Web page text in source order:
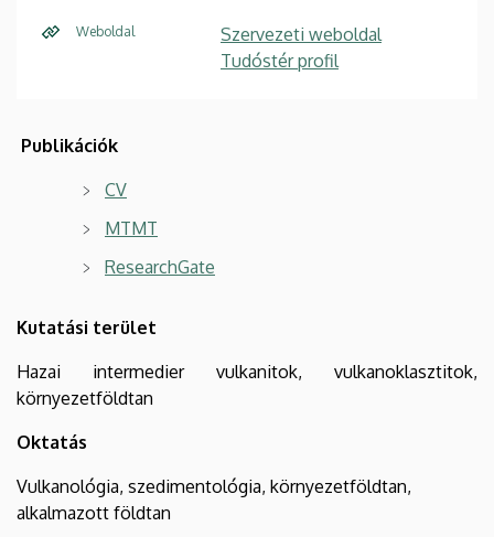
Weboldal
Szervezeti weboldal
Tudóstér profil
Publikációk
CV
MTMT
ResearchGate
Kutatási terület
Hazai intermedier vulkanitok, vulkanoklasztitok,
környezetföldtan
Oktatás
Vulkanológia, szedimentológia, környezetföldtan,
alkalmazott földtan